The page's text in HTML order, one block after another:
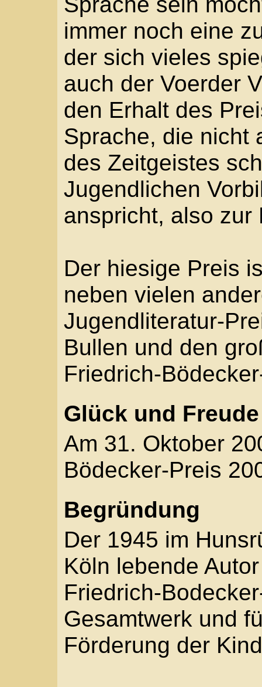
Jugendliteratur-Preis,
Bullen und den
Friedrich-Bödecker-
Glück und Freude
Am 31. Oktober 2002
Bödecker-Preis 2002
Begründung
Der 1945 im
Köln lebende Autor
Gesamtwerk und für
Förderung der
Vielseitig sind seine
Schriftsteller,
Funk- und
Einrichtungen für
Erwachsene, breit ist
literarischen
B. die "Tina-
Farbstraßen und das
Sagenerzählungen (
Haut des Gerbers"),
Leichenhemd"),
und Asche über
"Robin Hood") und
ein Lamm unter